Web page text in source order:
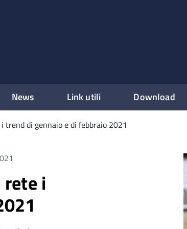
News Link utili Download
di gennaio e di febbraio 2021
i